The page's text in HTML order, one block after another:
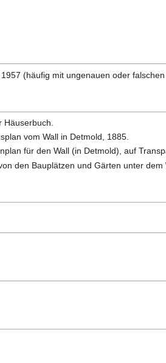
(häufig mit ungenauen oder
vom Wall in Detmold, 1885.
für den Wall (in Detmold), auf
den Bauplätzen und Gärten unter dem